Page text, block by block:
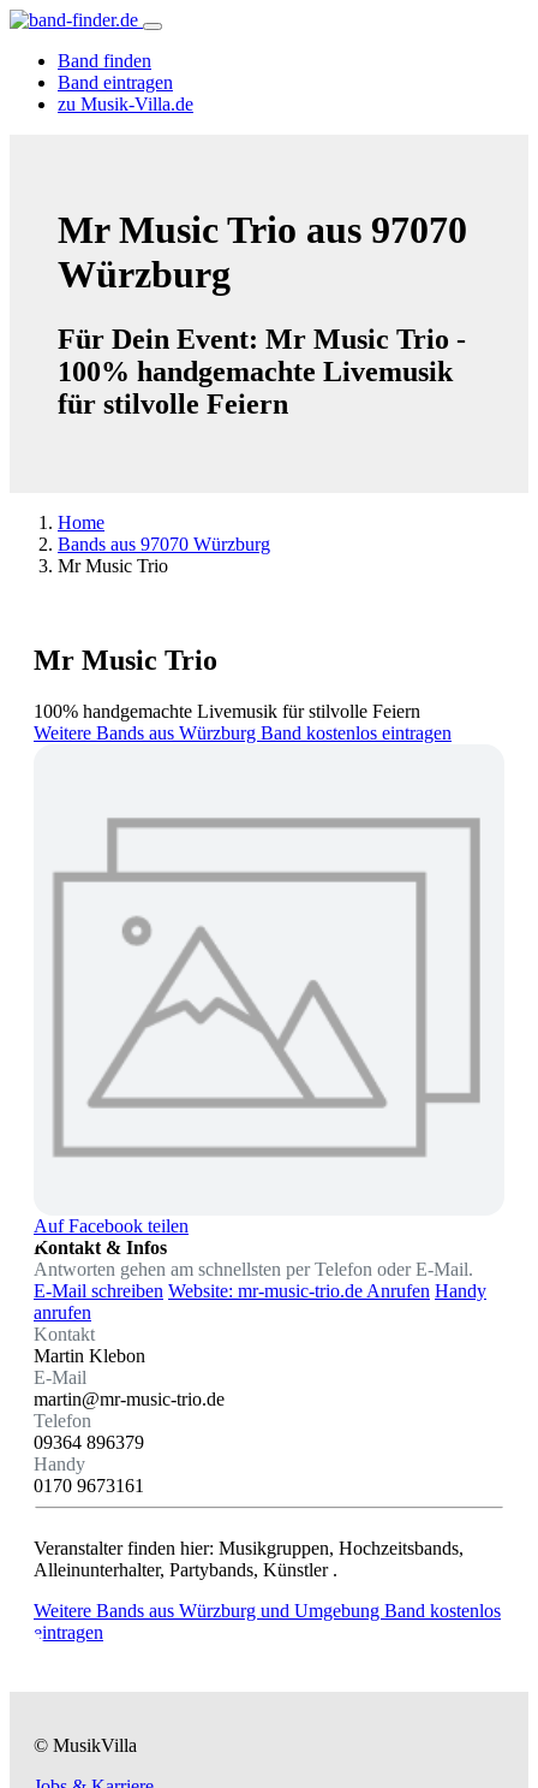
Band finden
Band eintragen
zu Musik-Villa.de
Mr Music Trio aus 97070
Würzburg
Für Dein Event: Mr Music Trio -
100% handgemachte Livemusik
für stilvolle Feiern
Home
Bands aus 97070 Würzburg
Mr Music Trio
Mr Music Trio
100% handgemachte Livemusik für stilvolle Feiern
Weitere Bands aus Würzburg Band kostenlos eintragen
Auf Facebook teilen
Kontakt & Infos
Antworten gehen am schnellsten per Telefon oder E-Mail.
E-Mail schreiben Website: mr-music-trio.de Anrufen Handy
anrufen
Kontakt
Martin Klebon
E-Mail
martin@mr-music-trio.de
Telefon
09364 896379
Handy
0170 9673161
Veranstalter finden hier: Musikgruppen, Hochzeitsbands,
Alleinunterhalter, Partybands, Künstler .
Weitere Bands aus Würzburg und Umgebung Band kostenlos
eintragen
© MusikVilla